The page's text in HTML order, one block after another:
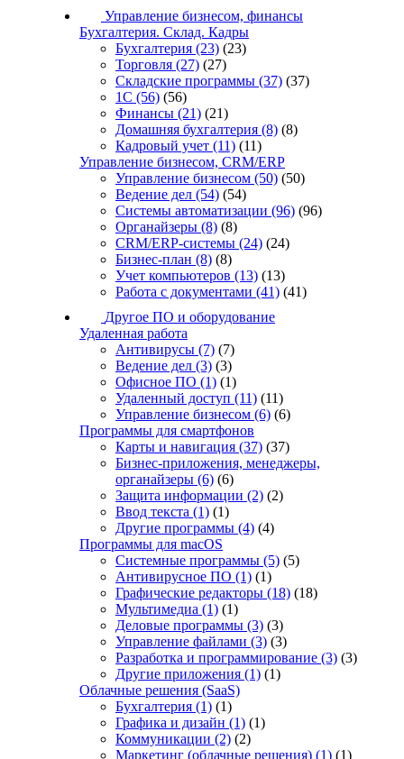
Управление бизнесом, финансы
Бухгалтерия. Склад. Кадры
Бухгалтерия (23) (23)
Торговля (27) (27)
Складские программы (37) (37)
1С (56) (56)
Финансы (21) (21)
Домашняя бухгалтерия (8) (8)
Кадровый учет (11) (11)
Управление бизнесом, CRM/ERP
Управление бизнесом (50) (50)
Ведение дел (54) (54)
Системы автоматизации (96) (96)
Органайзеры (8) (8)
CRM/ERP-системы (24) (24)
Бизнес-план (8) (8)
Учет компьютеров (13) (13)
Работа с документами (41) (41)
Другое ПО и оборудование
Удаленная работа
Антивирусы (7) (7)
Ведение дел (3) (3)
Офисное ПО (1) (1)
Удаленный доступ (11) (11)
Управление бизнесом (6) (6)
Программы для смартфонов
Карты и навигация (37) (37)
Бизнес-приложения, менеджеры,
органайзеры (6) (6)
Защита информации (2) (2)
Ввод текста (1) (1)
Другие программы (4) (4)
Программы для macOS
Системные программы (5) (5)
Антивирусное ПО (1) (1)
Графические редакторы (18) (18)
Мультимедиа (1) (1)
Деловые программы (3) (3)
Управление файлами (3) (3)
Разработка и программирование (3) (3)
Другие приложения (1) (1)
Облачные решения (SaaS)
Бухгалтерия (1) (1)
Графика и дизайн (1) (1)
Коммуникации (2) (2)
Маркетинг (облачные решения) (1) (1)